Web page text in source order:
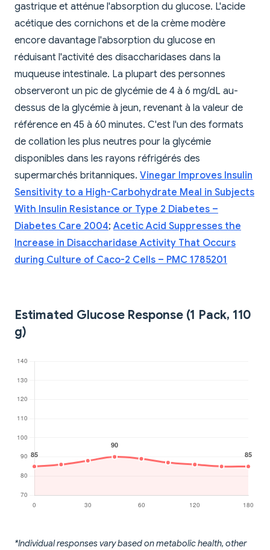
gastrique et atténue l'absorption du glucose. L'acide
acétique des cornichons et de la crème modère
encore davantage l'absorption du glucose en
réduisant l'activité des disaccharidases dans la
muqueuse intestinale. La plupart des personnes
observeront un pic de glycémie de 4 à 6 mg/dL au-
dessus de la glycémie à jeun, revenant à la valeur de
référence en 45 à 60 minutes. C'est l'un des formats
de collation les plus neutres pour la glycémie
disponibles dans les rayons réfrigérés des
supermarchés britanniques. Vinegar Improves Insulin
Sensitivity to a High-Carbohydrate Meal in Subjects
With Insulin Resistance or Type 2 Diabetes –
Diabetes Care 2004; Acetic Acid Suppresses the
Increase in Disaccharidase Activity That Occurs
during Culture of Caco-2 Cells – PMC 1785201
Estimated Glucose Response (1 Pack, 110
g)
*Individual responses vary based on metabolic health, other